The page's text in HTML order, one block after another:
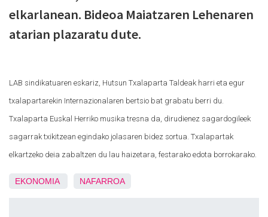
elkarlanean. Bideoa Maiatzaren Lehenaren
atarian plazaratu dute.
LAB sindikatuaren eskariz, Hutsun Txalaparta Taldeak harri eta egur
txalapartarekin Internazionalaren bertsio bat grabatu berri du.
Txalaparta Euskal Herriko musika tresna da, dirudienez sagardogileek
sagarrak txikitzean egindako jolasaren bidez sortua. Txalapartak
elkartzeko deia zabaltzen du lau haizetara, festarako edota borrokarako.
EKONOMIA NAFARROA